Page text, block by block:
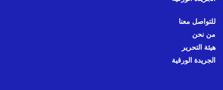
للتواصل معنا
من نحن
هيئة التحرير
الجريدة الورقية